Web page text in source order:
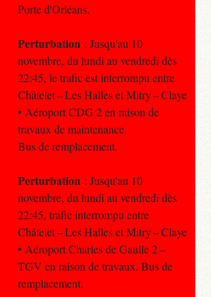
Porte d'Orléans.
Perturbation : Jusqu'au 10
novembre, du lundi au vendredi dès
22:45, le trafic est interrompu entre
Châtelet – Les Halles et Mitry – Claye
• Aéroport CDG 2 en raison de
travaux de maintenance.
Bus de remplacement.
Perturbation : Jusqu'au 10
novembre, du lundi au vendredi dès
22:45, trafic interrompu entre
Châtelet – Les Halles et Mitry – Claye
• Aéroport Charles de Gaulle 2 –
TGV en raison de travaux. Bus de
remplacement.